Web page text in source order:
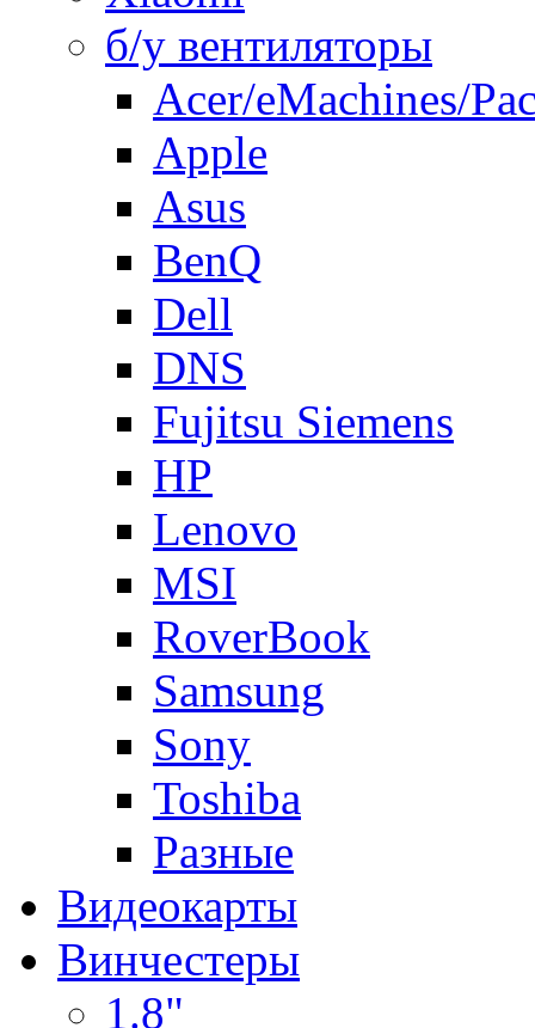
б/у вентиляторы
Acer/eMachines/
Apple
Asus
BenQ
Dell
DNS
Fujitsu Siemens
HP
Lenovo
MSI
RoverBook
Samsung
Sony
Toshiba
Разные
Видеокарты
Винчестеры
1.8"